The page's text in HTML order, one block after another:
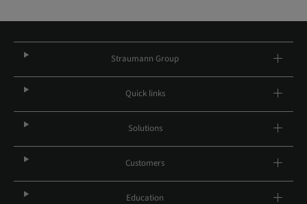
Straumann Group
Quick links
Solutions
Customers
Education